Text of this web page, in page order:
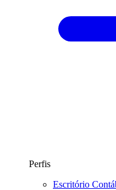
Perfis
Escritório